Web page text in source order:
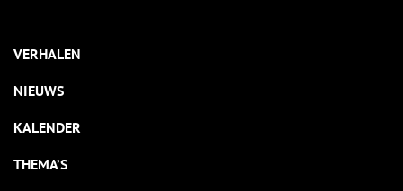
VERHALEN
NIEUWS
KALENDER
THEMA’S